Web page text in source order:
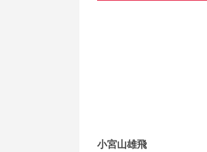
小宮山雄飛